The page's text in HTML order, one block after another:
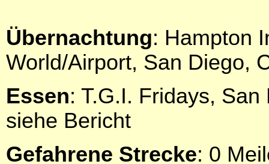
Übernachtung: Hampton
World/Airport, San Diego,
Essen: T.G.I. Fridays,
siehe Bericht
Gefahrene Strecke: 0